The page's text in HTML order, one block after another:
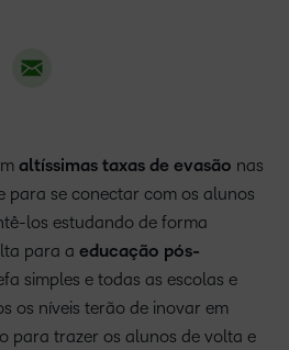
altíssimas taxas de evasão nas
para se conectar com os alunos
los estudando de forma
para a educação pós-
simples e todas as escolas e
os níveis terão de inovar em
para trazer os alunos de volta e